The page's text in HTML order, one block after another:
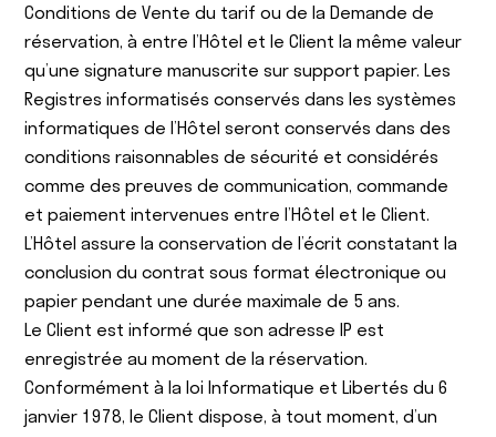
Conditions de Vente du tarif ou de la Demande de
réservation, à entre l’Hôtel et le Client la même valeur
qu’une signature manuscrite sur support papier. Les
Registres informatisés conservés dans les systèmes
informatiques de l’Hôtel seront conservés dans des
conditions raisonnables de sécurité et considérés
comme des preuves de communication, commande
et paiement intervenues entre l’Hôtel et le Client.
L’Hôtel assure la conservation de l’écrit constatant la
conclusion du contrat sous format électronique ou
papier pendant une durée maximale de 5 ans.
Le Client est informé que son adresse IP est
enregistrée au moment de la réservation.
Conformément à la loi Informatique et Libertés du 6
janvier 1978, le Client dispose, à tout moment, d’un